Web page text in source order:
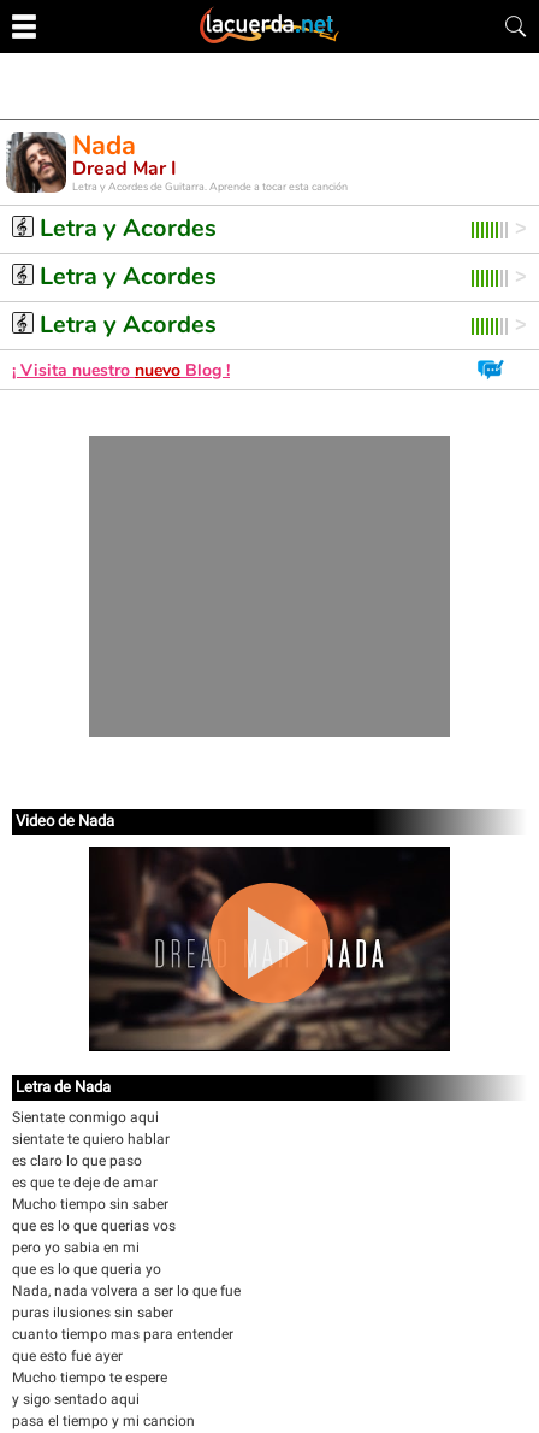
Nada
Dread Mar I
Letra y Acordes de Guitarra. Aprende a tocar esta canción
Letra y Acordes
Letra y Acordes
Letra y Acordes
¡ Visita nuestro nuevo Blog !
Video de Nada
Letra de Nada
Sientate conmigo aqui
sientate te quiero hablar
es claro lo que paso
es que te deje de amar
Mucho tiempo sin saber
que es lo que querias vos
pero yo sabia en mi
que es lo que queria yo
Nada, nada volvera a ser lo que fue
puras ilusiones sin saber
cuanto tiempo mas para entender
que esto fue ayer
Mucho tiempo te espere
y sigo sentado aqui
pasa el tiempo y mi cancion